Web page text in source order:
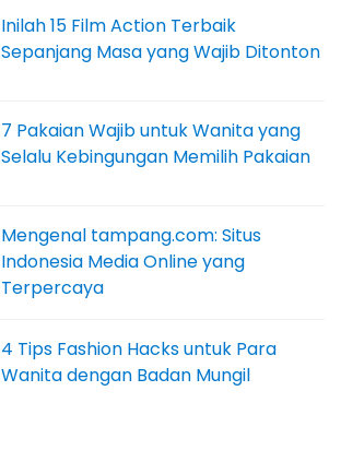
Inilah 15 Film Action Terbaik
Sepanjang Masa yang Wajib Ditonton
7 Pakaian Wajib untuk Wanita yang
Selalu Kebingungan Memilih Pakaian
Mengenal tampang.com: Situs
Indonesia Media Online yang
Terpercaya
4 Tips Fashion Hacks untuk Para
Wanita dengan Badan Mungil